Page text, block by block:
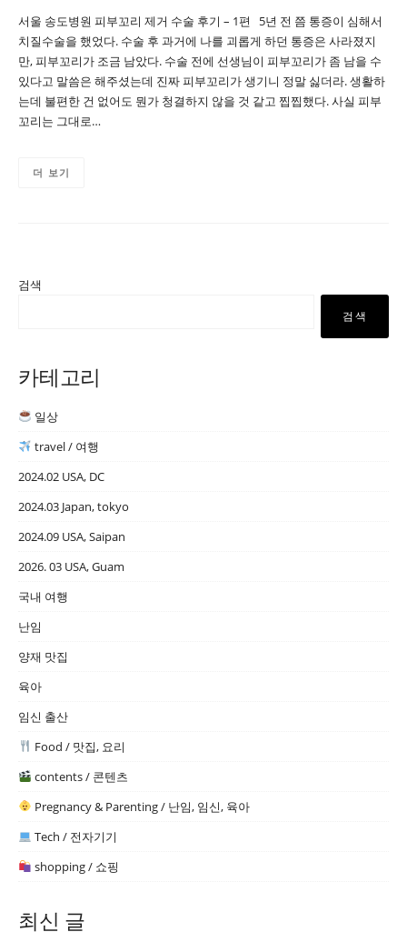
서울 송도병원 피부꼬리 제거 수술 후기 – 1편 5년 전 쯤 통증이 심해서
치질수술을 했었다. 수술 후 과거에 나를 괴롭게 하던 통증은 사라졌지
만, 피부꼬리가 조금 남았다. 수술 전에 선생님이 피부꼬리가 좀 남을 수
있다고 말씀은 해주셨는데 진짜 피부꼬리가 생기니 정말 싫더라. 생활하
는데 불편한 건 없어도 뭔가 청결하지 않을 것 같고 찝찝했다. 사실 피부
꼬리는 그대로…
더 보기
검색
검색
카테고리
일상
travel / 여행
2024.02 USA, DC
2024.03 Japan, tokyo
2024.09 USA, Saipan
2026. 03 USA, Guam
국내 여행
난임
양재 맛집
육아
임신 출산
Food / 맛집, 요리
contents / 콘텐츠
Pregnancy & Parenting / 난임, 임신, 육아
Tech / 전자기기
shopping / 쇼핑
최신 글